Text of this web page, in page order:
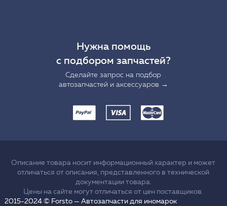
Нужна помощь
с подбором запчастей?
Сделайте запрос на подбор
автозапчастей и аксессуаров →
Описание товара носит информационный характер и может
отличаться от описания, представленного в технической
документации товара.
Цены на сайте могут отличаться от цен поставщиков.
2015-2024 © Forsto — Автозапчасти для иномарок